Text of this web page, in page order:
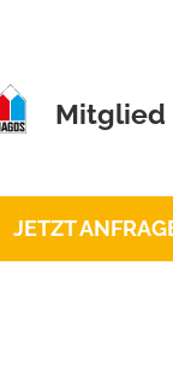
Mitglied
JETZT